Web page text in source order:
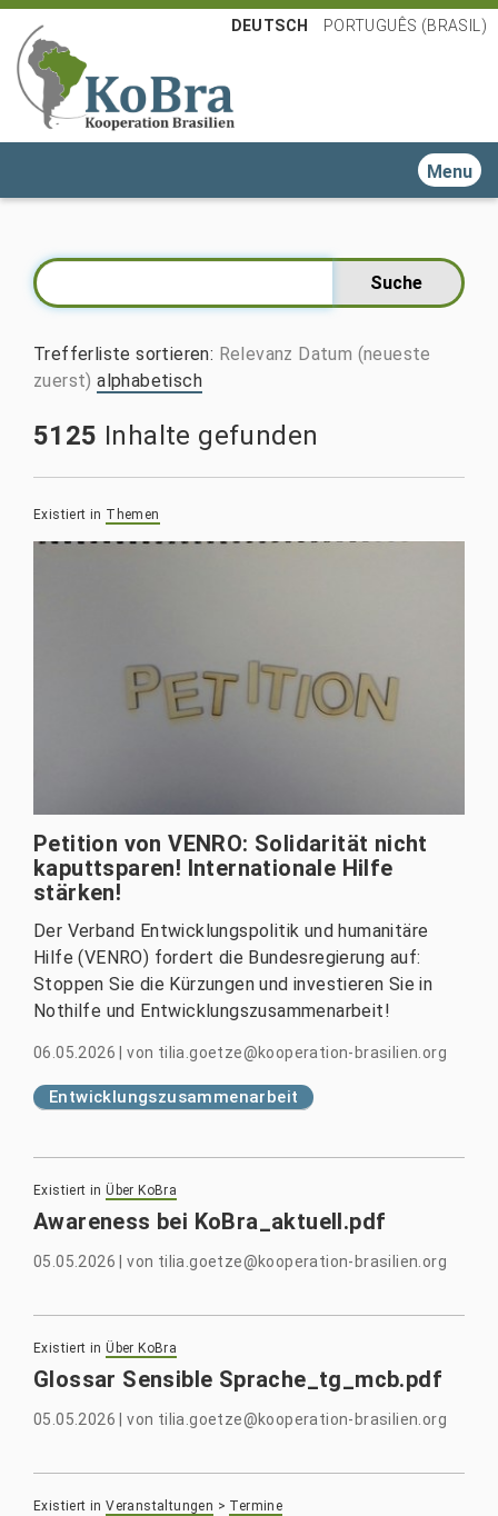
DEUTSCH PORTUGUÊS (BRASIL)
Toggle
Trefferliste sortieren: Relevanz Datum (neueste
zuerst) alphabetisch
5125 Inhalte gefunden
Existiert in Themen
Petition von VENRO: Solidarität nicht
kaputtsparen! Internationale Hilfe
stärken!
Der Verband Entwicklungspolitik und humanitäre
Hilfe (VENRO) fordert die Bundesregierung auf:
Stoppen Sie die Kürzungen und investieren Sie in
Nothilfe und Entwicklungszusammenarbeit!
06.05.2026 |von tilia.goetze@kooperation-brasilien.org
Entwicklungszusammenarbeit
Existiert in Über KoBra
Awareness bei KoBra_aktuell.pdf
05.05.2026 |von tilia.goetze@kooperation-brasilien.org
Existiert in Über KoBra
Glossar Sensible Sprache_tg_mcb.pdf
05.05.2026 |von tilia.goetze@kooperation-brasilien.org
Existiert in Veranstaltungen > Termine